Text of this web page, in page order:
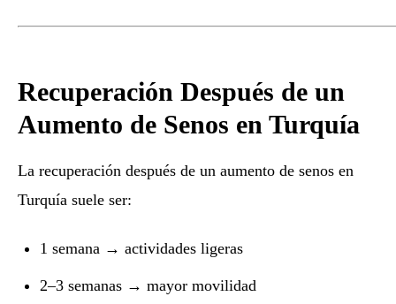
Recuperación Después de un
Aumento de Senos en Turquía
La recuperación después de un aumento de senos en
Turquía suele ser:
1 semana → actividades ligeras
2–3 semanas → mayor movilidad